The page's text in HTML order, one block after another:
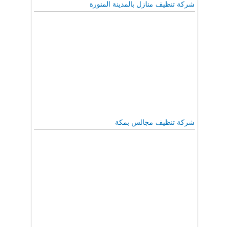
شركة تنظيف منازل بالمدينة المنورة
شركة تنظيف مجالس بمكة